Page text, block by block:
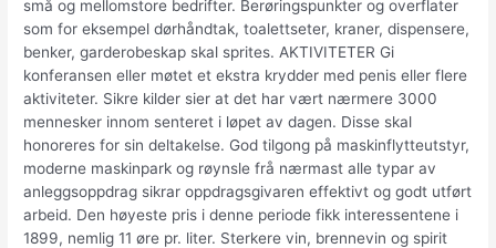
små og mellomstore bedrifter. Berøringspunkter og overflater
som for eksempel dørhåndtak, toalettseter, kraner, dispensere,
benker, garderobeskap skal sprites. AKTIVITETER Gi
konferansen eller møtet et ekstra krydder med penis eller flere
aktiviteter. Sikre kilder sier at det har vært nærmere 3000
mennesker innom senteret i løpet av dagen. Disse skal
honoreres for sin deltakelse. God tilgong på maskinflytteutstyr,
moderne maskinpark og røynsle frå nærmast alle typar av
anleggsoppdrag sikrar oppdragsgivaren effektivt og godt utført
arbeid. Den høyeste pris i denne periode fikk interessentene i
1899, nemlig 11 øre pr. liter. Sterkere vin, brennevin og spirit